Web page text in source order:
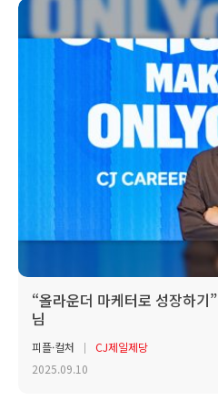
“올라운더 마케터로 성장하기
님
피플·컬처
CJ제일제당
2025.09.10